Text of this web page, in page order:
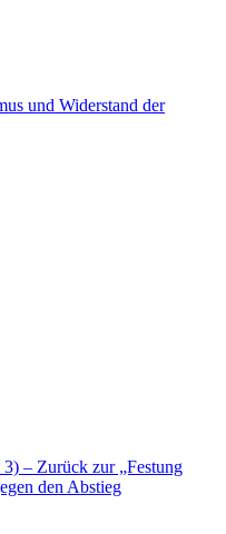
und Widerstand der
– Zurück zur „Festung
den Abstieg